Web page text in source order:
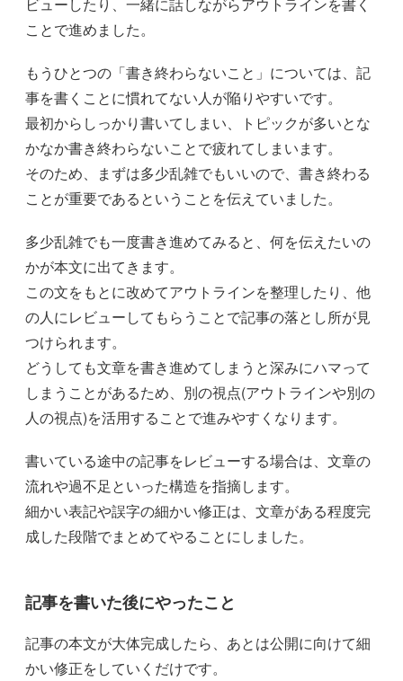
ことで進めました。
もうひとつの「書き終わらないこと」については、記
事を書くことに慣れてない人が陥りやすいです。
最初からしっかり書いてしまい、トピックが多いとな
かなか書き終わらないことで疲れてしまいます。
そのため、まずは多少乱雑でもいいので、書き終わる
ことが重要であるということを伝えていました。
多少乱雑でも一度書き進めてみると、何を伝えたいの
かが本文に出てきます。
この文をもとに改めてアウトラインを整理したり、他
の人にレビューしてもらうことで記事の落とし所が見
つけられます。
どうしても文章を書き進めてしまうと深みにハマって
しまうことがあるため、別の視点(アウトラインや別の
人の視点)を活用することで進みやすくなります。
書いている途中の記事をレビューする場合は、文章の
流れや過不足といった構造を指摘します。
細かい表記や誤字の細かい修正は、文章がある程度完
成した段階でまとめてやることにしました。
記事を書いた後にやったこと
記事の本文が大体完成したら、あとは公開に向けて細
かい修正をしていくだけです。